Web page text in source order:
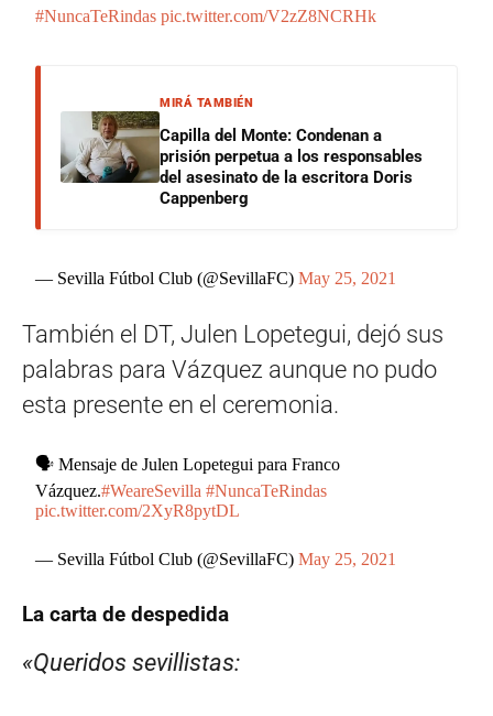
#NuncaTeRindas pic.twitter.com/V2zZ8NCRHk
MIRÁ TAMBIÉN
Capilla del Monte: Condenan a
prisión perpetua a los responsables
del asesinato de la escritora Doris
Cappenberg
— Sevilla Fútbol Club (@SevillaFC)May 25, 2021
También el DT, Julen Lopetegui, dejó sus
palabras para Vázquez aunque no pudo
esta presente en el ceremonia.
🗣️ Mensaje de Julen Lopetegui para Franco
Vázquez.#WeareSevilla #NuncaTeRindas
pic.twitter.com/2XyR8pytDL
— Sevilla Fútbol Club (@SevillaFC)May 25, 2021
La carta de despedida
«Queridos sevillistas: